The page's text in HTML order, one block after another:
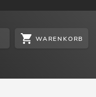
WARENKORB